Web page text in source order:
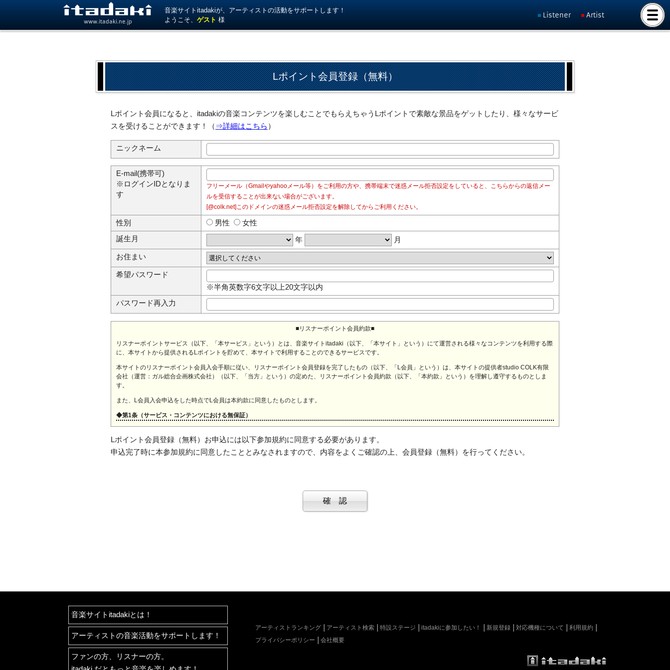
www.itadaki.ne.jp
音楽サイトitadakiが、アーティストの活動をサポートします！
ようこそ、ゲスト 様
Listener Artist
Lポイント会員登録（無料）
Lポイント会員になると、itadakiの音楽コンテンツを楽しむことでもらえちゃうLポイントで素敵な景品をゲットしたり、様々なサービ
スを受けることができます！（ ⇒詳細はこちら ）
ニックネーム
E-mail(携帯可)
※ログインIDとなりま
す
フリーメール（Gmailやyahooメール等）をご利用の方や、携帯端末で迷惑メール拒否設定をしていると、こちらからの返信メー
ルを受信することが出来ない場合がございます。
[@colk.net]このドメインの迷惑メール拒否設定を解除してからご利用ください。
性別 男性
女性
誕生月
年 月
お住まい
希望パスワード
※半角英数字6文字以上20文字以内
パスワード再入力
■リスナーポイント会員約款■
リスナーポイントサービス（以下、「本サービス」という）とは、音楽サイトitadaki（以下、「本サイト」という）にて運営される様々なコンテンツを利用する際
に、本サイトから提供されるLポイントを貯めて、本サイトで利用することのできるサービスです。
本サイトのリスナーポイント会員入会手順に従い、リスナーポイント会員登録を完了したもの（以下、「L会員」という）は、本サイトの提供者studio COLK有限
会社（運営：ガル総合企画株式会社）（以下、「当方」という）の定めた、リスナーポイント会員約款（以下、「本約款」という）を理解し遵守するものとしま
す。
また、L会員入会申込をした時点でL会員は本約款に同意したものとします。
◆第1条（サービス・コンテンツにおける無保証）
の不具合やバグが修正されること）について一切保証いたしません。
また、本サイト及び本サービスにおいて、表示・ポイント提供・ダウンロードしたすべてのものにより起因したL会員に発生する損害や障害についても、
当方は一切保証いたしません。
L会員は、以下の行為を行わないよう同意するものとします。
犯罪的行為に結びつく行為
利用を禁止することができるものとします。
また、L会員の行為により当方が損害を被った場合、当方はL会員に損害該当金額を請求し、L会員はこれを6ヶ月以内に支払うものとします。
L会員が第2条（1）に該当する行為を行ったとき
L会員が本約款または当方で定める他の規約等に違反したと当方が判断した場合
Lポイント会員登録（無料）お申込には以下参加規約に同意する必要があります。
申込完了時に本参加規約に同意したこととみなされますので、内容をよくご確認の上、会員登録（無料）を行ってください。
音楽サイトitadakiとは！
アーティストの音楽活動をサポートします！
ファンの方、リスナーの方。
アーティストランキング アーティスト検索 特設ステージ itadakiに参加したい！ 新規登録 対応機種について
利用規約
プライバシーポリシー
会社概要